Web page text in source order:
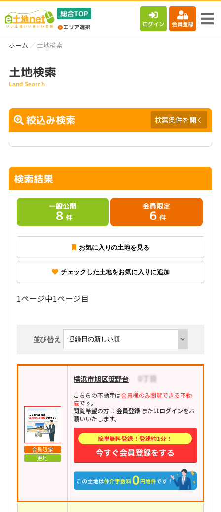
ログイン 会員登録
ホーム 土地検索
土地検索
Land Search
絞込み検索 検索条件を開く
検索結果
一般公開
8 件
会員限定
6 件
お気に入りの土地を見る
チェックした土地をお気に入りに追加
1ページ中1ページ目
並び替え
会員限定
更地
横浜市旭区笹野台
こちらの不動産は会員様のみ閲覧できる不動
産です。
閲覧希望の方は会員登録またはログインをお
願いいたします。
簡単無料登録！登録約1分！
今すぐ会員登録をする